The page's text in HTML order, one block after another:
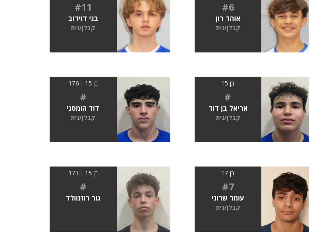
#6
אוהד רון
קבלן/נית
#11
בני דוידוב
קבלן/נית
בן 15
#
אריאל בן דוד
קבלן/נית
בן 15 | 176
#
דוד הומסני
קבלן/נית
בן 17
#7
עומר שרוני
קבלן/נית
בן 15 | 173
#
גור רוזנוולד